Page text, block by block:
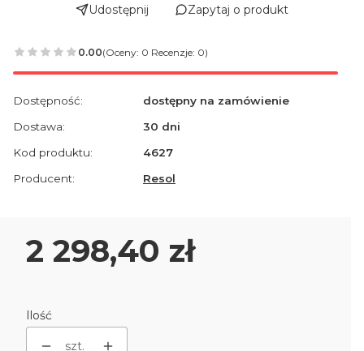
Udostępnij Zapytaj o produkt
0.00(Oceny: 0 Recenzje: 0)
Dostępność:
dostępny na zamówienie
Dostawa:
30 dni
Kod produktu:
4627
Producent:
Resol
Cena
2 298,40 zł
Ilość
szt.